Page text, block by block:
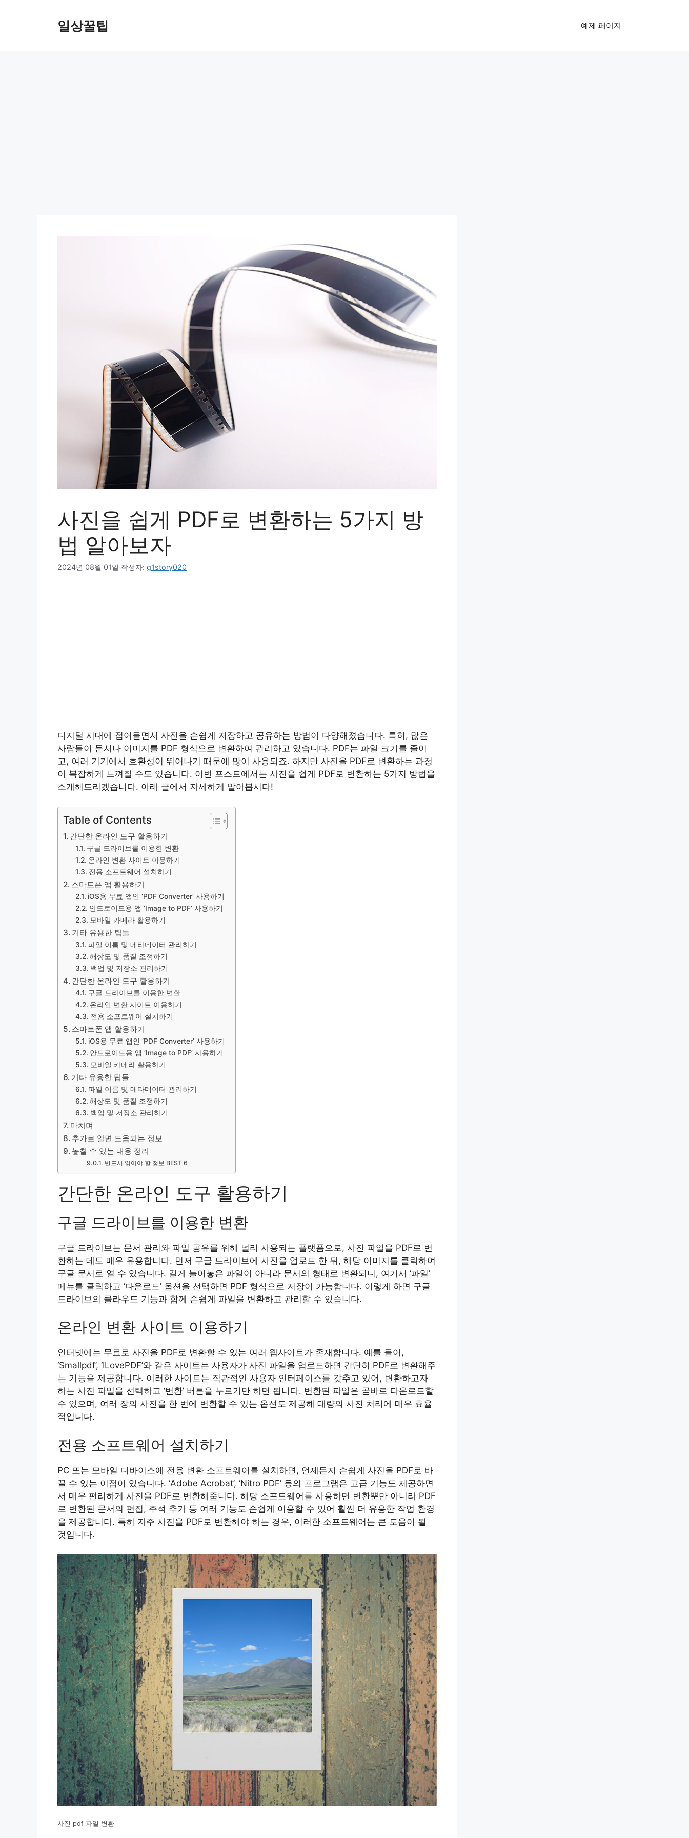
일상꿀팁 예제 페이지
사진을 쉽게 PDF로 변환하는 5가지 방
법 알아보자
2024년 08월 01일 작성자: g1story020
디지털 시대에 접어들면서 사진을 손쉽게 저장하고 공유하는 방법이 다양해졌습니다. 특히, 많은
사람들이 문서나 이미지를 PDF 형식으로 변환하여 관리하고 있습니다. PDF는 파일 크기를 줄이
고, 여러 기기에서 호환성이 뛰어나기 때문에 많이 사용되죠. 하지만 사진을 PDF로 변환하는 과정
이 복잡하게 느껴질 수도 있습니다. 이번 포스트에서는 사진을 쉽게 PDF로 변환하는 5가지 방법을
소개해드리겠습니다. 아래 글에서 자세하게 알아봅시다!
Table of Contents
간단한 온라인 도구 활용하기
구글 드라이브를 이용한 변환
온라인 변환 사이트 이용하기
전용 소프트웨어 설치하기
스마트폰 앱 활용하기
iOS용 무료 앱인 ‘PDF Converter’ 사용하기
안드로이드용 앱 ‘Image to PDF’ 사용하기
모바일 카메라 활용하기
기타 유용한 팁들
파일 이름 및 메타데이터 관리하기
해상도 및 품질 조정하기
백업 및 저장소 관리하기
간단한 온라인 도구 활용하기
구글 드라이브를 이용한 변환
온라인 변환 사이트 이용하기
전용 소프트웨어 설치하기
스마트폰 앱 활용하기
iOS용 무료 앱인 ‘PDF Converter’ 사용하기
안드로이드용 앱 ‘Image to PDF’ 사용하기
모바일 카메라 활용하기
기타 유용한 팁들
파일 이름 및 메타데이터 관리하기
해상도 및 품질 조정하기
백업 및 저장소 관리하기
마치며
추가로 알면 도움되는 정보
놓칠 수 있는 내용 정리
반드시 읽어야 할 정보 BEST 6
간단한 온라인 도구 활용하기
구글 드라이브를 이용한 변환
구글 드라이브는 문서 관리와 파일 공유를 위해 널리 사용되는 플랫폼으로, 사진 파일을 PDF로 변
환하는 데도 매우 유용합니다. 먼저 구글 드라이브에 사진을 업로드 한 뒤, 해당 이미지를 클릭하여
구글 문서로 열 수 있습니다. 길게 늘어놓은 파일이 아니라 문서의 형태로 변환되니, 여기서 ‘파일’
메뉴를 클릭하고 ‘다운로드’ 옵션을 선택하면 PDF 형식으로 저장이 가능합니다. 이렇게 하면 구글
드라이브의 클라우드 기능과 함께 손쉽게 파일을 변환하고 관리할 수 있습니다.
온라인 변환 사이트 이용하기
인터넷에는 무료로 사진을 PDF로 변환할 수 있는 여러 웹사이트가 존재합니다. 예를 들어,
‘Smallpdf’, ‘ILovePDF’와 같은 사이트는 사용자가 사진 파일을 업로드하면 간단히 PDF로 변환해주
는 기능을 제공합니다. 이러한 사이트는 직관적인 사용자 인터페이스를 갖추고 있어, 변환하고자
하는 사진 파일을 선택하고 ‘변환’ 버튼을 누르기만 하면 됩니다. 변환된 파일은 곧바로 다운로드할
수 있으며, 여러 장의 사진을 한 번에 변환할 수 있는 옵션도 제공해 대량의 사진 처리에 매우 효율
적입니다.
전용 소프트웨어 설치하기
PC 또는 모바일 디바이스에 전용 변환 소프트웨어를 설치하면, 언제든지 손쉽게 사진을 PDF로 바
꿀 수 있는 이점이 있습니다. ‘Adobe Acrobat’, ‘Nitro PDF’ 등의 프로그램은 고급 기능도 제공하면
서 매우 편리하게 사진을 PDF로 변환해줍니다. 해당 소프트웨어를 사용하면 변환뿐만 아니라 PDF
로 변환된 문서의 편집, 주석 추가 등 여러 기능도 손쉽게 이용할 수 있어 훨씬 더 유용한 작업 환경
을 제공합니다. 특히 자주 사진을 PDF로 변환해야 하는 경우, 이러한 소프트웨어는 큰 도움이 될
것입니다.
사진 pdf 파일 변환